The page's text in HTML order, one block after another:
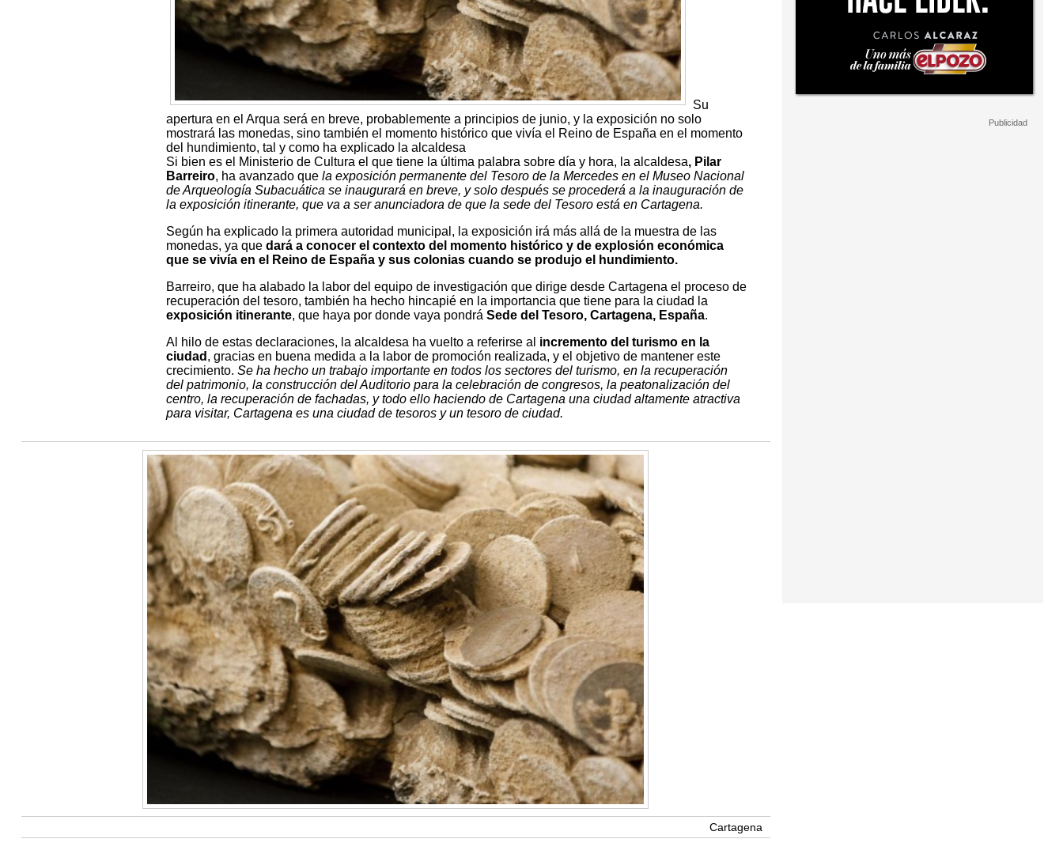
Su
apertura en el Arqua será en breve, probablemente a principios de junio, y la exposición no solo
mostrará las monedas, sino también el momento histórico que vivía el Reino de España en el momento
del hundimiento, tal y como ha explicado la alcaldesa
Si bien es el Ministerio de Cultura el que tiene la última palabra sobre día y hora, la alcaldesa, Pilar
Barreiro, ha avanzado quela exposición permanente del Tesoro de la Mercedes en el Museo Nacional
de Arqueología Subacuática se inaugurará en breve, y solo después se procederá a la inauguración de
la exposición itinerante, que va a ser anunciadora de que la sede del Tesoro está en Cartagena.
Según ha explicado la primera autoridad municipal, la exposición irá más allá de la muestra de las
monedas, ya que dará a conocer el contexto del momento histórico y de explosión económica
que se vivía en el Reino de España y sus colonias cuando se produjo el hundimiento.
Barreiro, que ha alabado la labor del equipo de investigación que dirige desde Cartagena el proceso de
recuperación del tesoro, también ha hecho hincapié en la importancia que tiene para la ciudad la
exposición itinerante, que haya por donde vaya pondrá Sede del Tesoro, Cartagena, España.
Al hilo de estas declaraciones, la alcaldesa ha vuelto a referirse al incremento del turismo en la
ciudad , gracias en buena medida a la labor de promoción realizada, y el objetivo de mantener este
crecimiento. Se ha hecho un trabajo importante en todos los sectores del turismo, en la recuperación
del patrimonio, la construcción del Auditorio para la celebración de congresos, la peatonalización del
centro, la recuperación de fachadas, y todo ello haciendo de Cartagena una ciudad altamente atractiva
para visitar, Cartagena es una ciudad de tesoros y un tesoro de ciudad.
Cartagena